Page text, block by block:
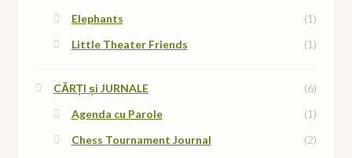
Elephants
(1)
Little Theater Friends
(1)
CĂRȚI și JURNALE
(6)
Agenda cu Parole
(1)
Chess Tournament Journal
(2)